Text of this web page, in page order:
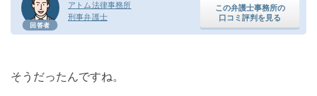
回答者
アトム法律事務所
刑事弁護士
この弁護士事務所の
口コミ評判を見る
そうだったんですね。